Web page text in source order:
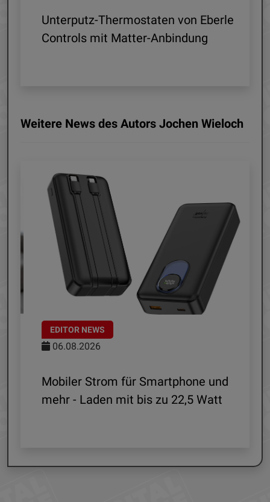
Unterputz-Thermostaten von Eberle
Controls mit Matter-Anbindung
Weitere News des Autors Jochen Wieloch
EDITOR NEWS
06.08.2026
Mobiler Strom für Smartphone und
mehr - Laden mit bis zu 22,5 Watt